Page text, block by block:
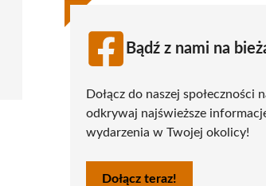
Bądź z nami na
Dołącz do naszej społeczności
odkrywaj najświeższe
wydarzenia w Twojej okolicy!
Dołącz teraz!